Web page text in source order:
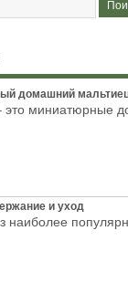
домашний
это миниатюрные
и уход
наиболее